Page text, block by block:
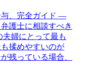
与、完全ガイド ―
護士に相談すべき
婦にとって最も
揉めやすいのが
残っている場合、